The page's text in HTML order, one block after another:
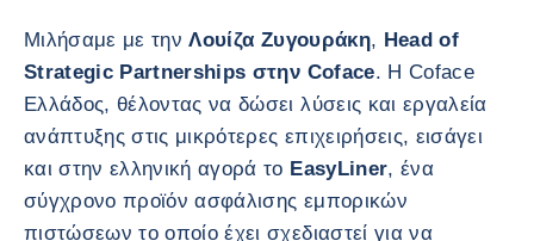
Μιλήσαμε με τηνΛουίζα Ζυγουράκη, Head of
Strategic Partnerships στην Coface. Η Coface
Ελλάδος, θέλοντας να δώσει λύσεις και εργαλεία
ανάπτυξης στις μικρότερες επιχειρήσεις, εισάγει
και στην ελληνική αγορά το EasyLiner, ένα
σύγχρονο προϊόν ασφάλισης εμπορικών
πιστώσεων το οποίο έχει σχεδιαστεί για να